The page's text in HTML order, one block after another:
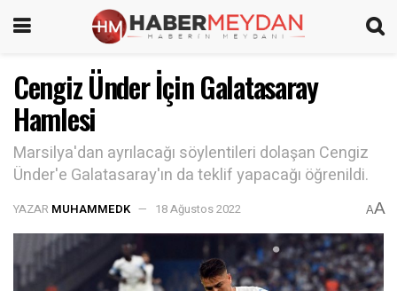
Cengiz Ünder İçin Galatasaray
Hamlesi
Marsilya'dan ayrılacağı söylentileri dolaşan Cengiz
Ünder'e Galatasaray'ın da teklif yapacağı öğrenildi.
YAZAR MUHAMMEDK 18 Ağustos 2022 AA